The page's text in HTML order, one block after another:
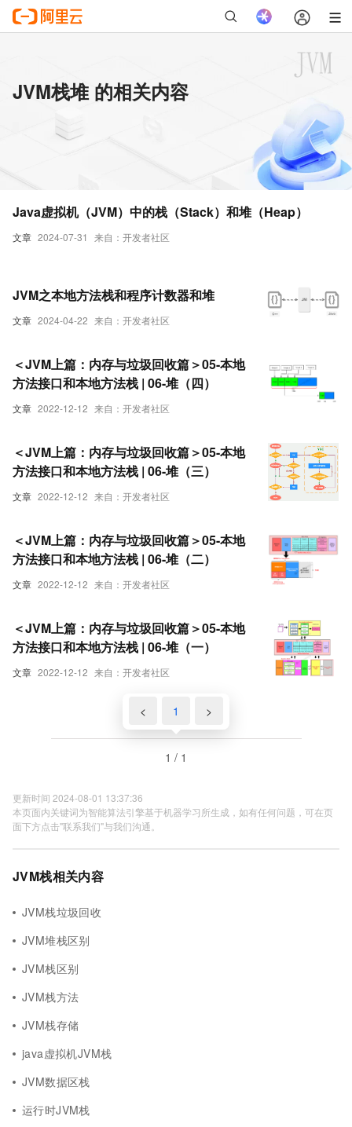
JVM栈堆 的相关内容
文章 2024-07-31 来自：开发者社区
Java虚拟机（JVM）中的栈（Stack）和堆（Heap）
文章 2024-04-22 来自：开发者社区
JVM之本地方法栈和程序计数器和堆
文章 2022-12-12 来自：开发者社区
＜JVM上篇：内存与垃圾回收篇＞05-本地
方法接口和本地方法栈 | 06-堆（四）
文章 2022-12-12 来自：开发者社区
＜JVM上篇：内存与垃圾回收篇＞05-本地
方法接口和本地方法栈 | 06-堆（三）
文章 2022-12-12 来自：开发者社区
＜JVM上篇：内存与垃圾回收篇＞05-本地
方法接口和本地方法栈 | 06-堆（二）
文章 2022-12-12 来自：开发者社区
＜JVM上篇：内存与垃圾回收篇＞05-本地
方法接口和本地方法栈 | 06-堆（一）
< 1 >
1 / 1
更新时间 2024-08-01 13:37:36
本页面内关键词为智能算法引擎基于机器学习所生成，如有任何问题，可在页
面下方点击"联系我们"与我们沟通。
JVM栈相关内容
JVM栈垃圾回收
JVM堆栈区别
JVM栈区别
JVM栈方法
JVM栈存储
java虚拟机JVM栈
JVM数据区栈
运行时JVM栈